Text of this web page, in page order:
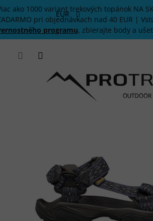
Prejsť
na
obsah
ako 1000 variant trekových topánok NA
pri objednávkach nad 40 EUR |
programu, zbierajte body a
EUR